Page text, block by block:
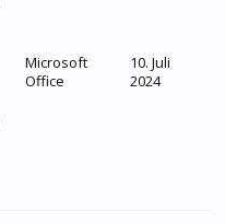
Microsoft
Office
10. Juli
2024